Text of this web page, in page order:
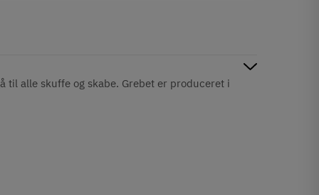
til alle skuffe og skabe. Grebet er produceret i